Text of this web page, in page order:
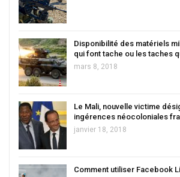
Disponibilité des matériels
qui font tache ou les taches
mars 8, 2018
Le Mali, nouvelle victime
ingérences néocoloniales
janvier 18, 2018
Comment utiliser Facebook